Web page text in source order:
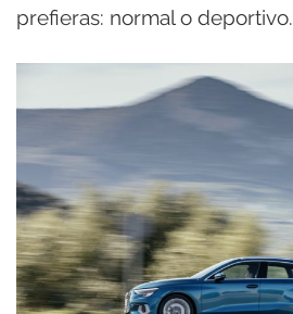
prefieras: normal o deportivo.